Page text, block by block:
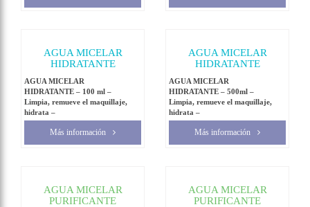
AGUA MICELAR
HIDRATANTE
AGUA MICELAR
HIDRATANTE – 100 ml –
Limpia, remueve el maquillaje,
hidrata –
Más información
AGUA MICELAR
HIDRATANTE
AGUA MICELAR
HIDRATANTE – 500ml –
Limpia, remueve el maquillaje,
hidrata –
Más información
AGUA MICELAR
PURIFICANTE
AGUA MICELAR
PURIFICANTE